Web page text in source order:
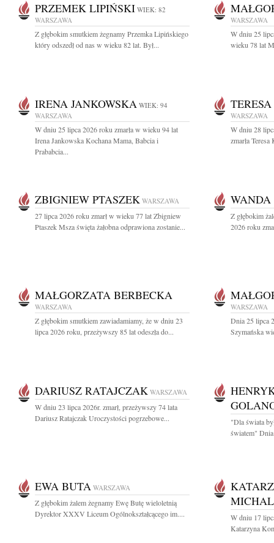
PRZEMEK LIPIŃSKI WIEK: 82
WARSZAWA
Z głębokim smutkiem żegnamy Przemka Lipińskiego
który odszedł od nas w wieku 82 lat. Był...
WARSZAWA
W dniu 25
wieku 78 lat
IRENA JANKOWSKA WIEK: 94
WARSZAWA
W dniu 25 lipca 2026 roku zmarła w wieku 94 lat
Irena Jankowska Kochana Mama, Babcia i
Prababcia...
WARSZAWA
W dniu 28
zmarła
ZBIGNIEW PTASZEK WARSZAWA
27 lipca 2026 roku zmarł w wieku 77 lat Zbigniew
Ptaszek Msza święta żałobna odprawiona zostanie...
Z głębokim
2026 roku
MAŁGORZATA BERBECKA
WARSZAWA
Z głębokim smutkiem zawiadamiamy, że w dniu 23
lipca 2026 roku, przeżywszy 85 lat odeszła do...
WARSZAWA
Dnia 25 lipca
Szymańska
DARIUSZ RATAJCZAK WARSZAWA
W dniu 23 lipca 2026r. zmarł, przeżywszy 74 lata
Dariusz Ratajczak Uroczystości pogrzebowe...
"Dla świata
światem"
EWA BUTA WARSZAWA
Z głębokim żalem żegnamy Ewę Butę wieloletnią
Dyrektor XXXV Liceum Ogólnokształcącego im....
W dniu 17
Katarzyna